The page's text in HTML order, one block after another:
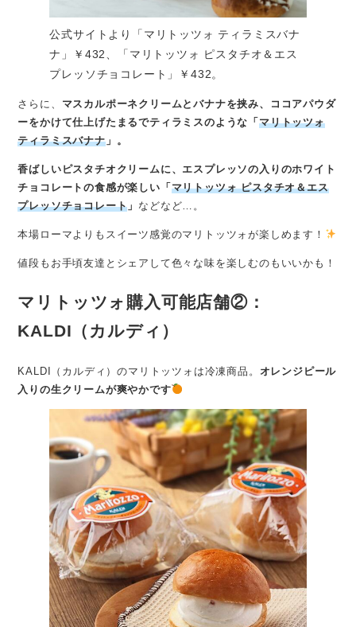
公式サイトより「マリトッツォ ティラミスバナ
ナ」￥432、「マリトッツォ ピスタチオ＆エス
プレッソチョコレート」￥432。
さらに、 マスカルポーネクリームとバナナを挟み、ココアパウダ
ーをかけて仕上げたまるでティラミスのような「 マリトッツォ
ティラミスバナナ」。
香ばしいピスタチオクリームに、エスプレッソの入りのホワイト
チョコレートの食感が楽しい「 マリトッツォ ピスタチオ＆エス
プレッソチョコレート 」 などなど…。
本場ローマよりもスイーツ感覚のマリトッツォが楽しめます！
値段もお手頃友達とシェアして色々な味を楽しむのもいいかも！
マリトッツォ購入可能店舗②：
KALDI（カルディ）
KALDI（カルディ）のマリトッツォは冷凍商品。 オレンジピール
入りの生クリームが爽やかです